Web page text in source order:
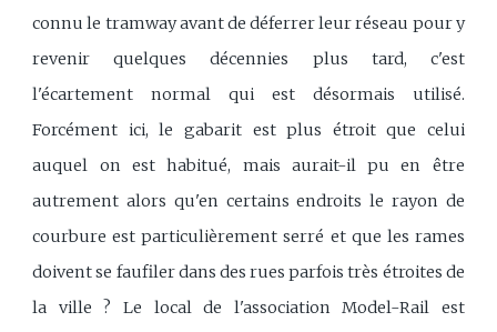
connu le tramway avant de déferrer leur réseau pour y
revenir quelques décennies plus tard, c'est
l'écartement normal qui est désormais utilisé.
Forcément ici, le gabarit est plus étroit que celui
auquel on est habitué, mais aurait-il pu en être
autrement alors qu'en certains endroits le rayon de
courbure est particulièrement serré et que les rames
doivent se faufiler dans des rues parfois très étroites de
la ville ? Le local de l'association Model-Rail est